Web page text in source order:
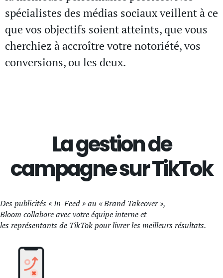
spécialistes des médias sociaux veillent à ce
que vos objectifs soient atteints, que vous
cherchiez à accroître votre notoriété, vos
conversions, ou les deux.
La gestion de
campagne sur TikTok
Des publicités « In-Feed » au « Brand Takeover »,
Bloom collabore avec votre équipe interne et
les représentants de TikTok pour livrer les meilleurs résultats.